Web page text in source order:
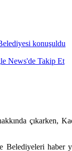
konuşuldu
çıkarken,
haber